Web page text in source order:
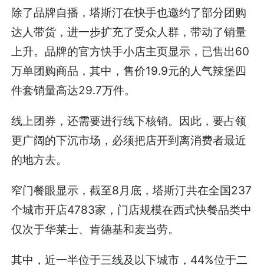
除了品牌自播，塔斯汀在快手也邀约了部分团购
达人带货，进一步扩充了受众人群，带动了销量
上升。品牌的官方快手小店主页显示，已售出60
万单团购商品，其中，售价19.9元的人气辣堡四
件套销量高达29.7万件。
线上团券，还需要进行线下核销。因此，要占领
更广阔的下沉市场，必须把店开到离消费者最近
的地方去。
窄门餐眼显示，截至8月底，塔斯汀共在全国237
个城市开店4783家，门店规模在西式快餐品类中
仅次于华莱士、肯德基和麦当劳。
其中，近一半位于三线及以下城市，44%位于二